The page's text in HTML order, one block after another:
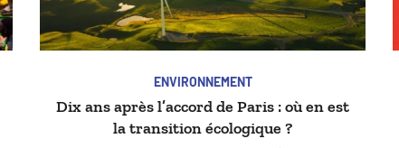
ENVIRONNEMENT
Dix ans après l’accord de Paris : où en est
la transition écologique ?